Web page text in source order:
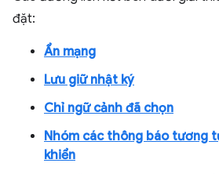
đặt:
Ẩn mạng
Lưu giữ nhật ký
Chỉ ngữ cảnh đã chọn
Nhóm các thông báo tương
khiển